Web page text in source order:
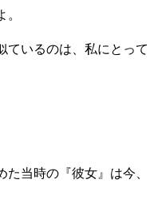
ているのは、私にとって
当時の『彼女』は今、